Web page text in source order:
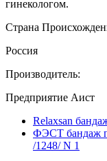
гинекологом.
Страна
Россия
Производитель:
Предприятие Аист
Relaxsan
ФЭСТ бандаж
/1248/ N 1